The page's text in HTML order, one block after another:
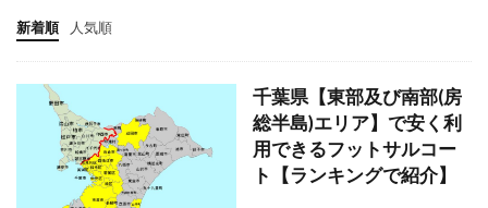
新着順 人気順
千葉県【東部及び南部(房
総半島)エリア】で安く利
用できるフットサルコー
ト【ランキングで紹介】